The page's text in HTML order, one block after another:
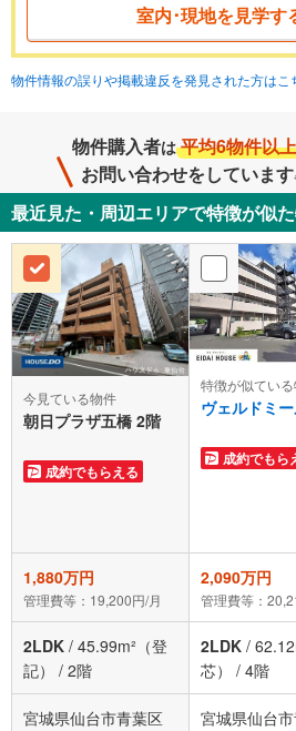
室内･現地を見学す
物件情報の誤りや掲載違反を発見された方はこ
物件購入者は 平均6物件以上
お問い合わせをしています
最近見た・周辺エリアで特徴が似
今見ている物件
朝日プラザ五橋 2階
成約でもらえる
特徴が似てい
ヴェルドミ
成約でもら
1,880万円
管理費等：19,200円/月
2,090万円
管理費等：
2LDK / 45.99m²（登
記）
/ 2階
2LDK /
芯）
/ 4階
宮城県仙台市青葉区 宮城県仙台